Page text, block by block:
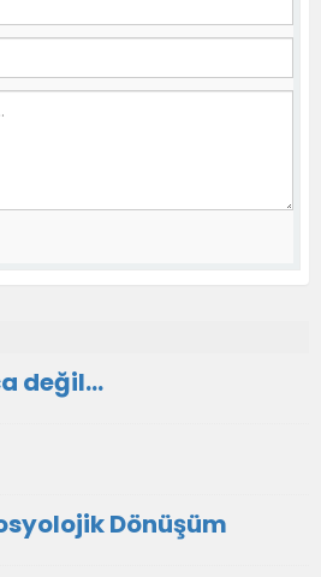
değil...
Dönüşüm